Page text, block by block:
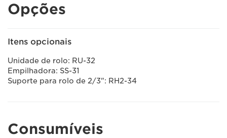
Opções
Itens opcionais
Unidade de rolo: RU-32
Empilhadora: SS-31
Suporte para rolo de 2/3": RH2-34
Consumíveis